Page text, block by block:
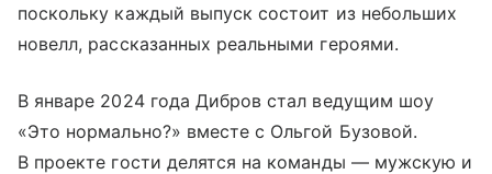
поскольку каждый выпуск состоит из небольших
новелл, рассказанных реальными героями.
В январе 2024 года Дибров стал ведущим шоу
«Это нормально?» вместе с Ольгой Бузовой.
В проекте гости делятся на команды — мужскую и